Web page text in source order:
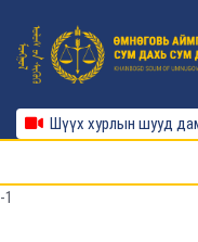
Шүүх хурлын шууд
-1